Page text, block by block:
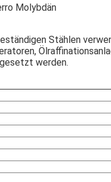
Molybdän
Stählen
werden.